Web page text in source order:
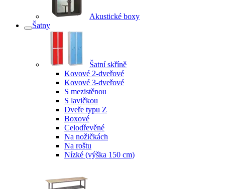
Akustické boxy
Šatny
Šatní skříně
Kovové 2-dveřové
Kovové 3-dveřové
S mezistěnou
S lavičkou
Dveře typu Z
Boxové
Celodřevěné
Na nožičkách
Na roštu
Nízké (výška 150 cm)